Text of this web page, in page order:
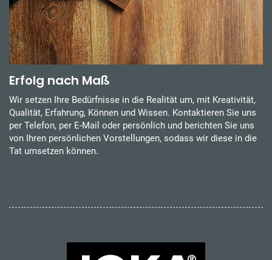
Erfolg nach Maß
Wir setzen Ihre Bedürfnisse in die Realität um, mit Kreativität,
Qualität, Erfahrung, Können und Wissen. Kontaktieren Sie uns
per Telefon, per E-Mail oder persönlich und berichten Sie uns
von Ihren persönlichen Vorstellungen, sodass wir diese in die
Tat umsetzen können.